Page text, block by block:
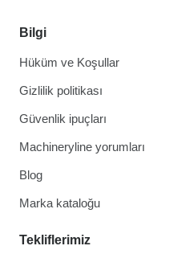
Bilgi
Hüküm ve Koşullar
Gizlilik politikası
Güvenlik ipuçları
Machineryline yorumları
Blog
Marka kataloğu
Tekliflerimiz